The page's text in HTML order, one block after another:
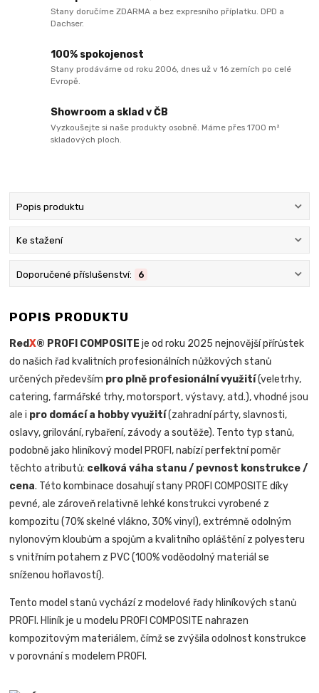
Stany doručíme ZDARMA a bez expresního příplatku. DPD a
Dachser.
100% spokojenost
Stany prodáváme od roku 2006, dnes už v 16 zemích po celé
Evropě.
Showroom a sklad v ČB
Vyzkoušejte si naše produkty osobně. Máme přes 1700 m²
skladových ploch.
Popis produktu
Ke stažení
Doporučené příslušenství: 6
POPIS PRODUKTU
RedX® PROFI COMPOSITEje od roku 2025 nejnovější přírůstek
do našich řad kvalitních profesionálních nůžkových stanů
určených především pro plně profesionální využití(veletrhy,
catering, farmářské trhy, motorsport, výstavy, atd.), vhodné jsou
ale i pro domácí a hobby využití(zahradní párty, slavnosti,
oslavy, grilování, rybaření, závody a soutěže). Tento typ stanů,
podobně jako hliníkový model PROFI, nabízí perfektní poměr
těchto atributů: celková váha stanu / pevnost konstrukce /
cena. Této kombinace dosahují stany PROFI COMPOSITE díky
pevné, ale zároveň relativně lehké konstrukci vyrobené z
kompozitu (70% skelné vlákno, 30% vinyl), extrémně odolným
nylonovým kloubům a spojům a kvalitního opláštění z polyesteru
s vnitřním potahem z PVC (100% voděodolný materiál se
sníženou hořlavostí).
Tento model stanů vychází z modelové řady hliníkových stanů
PROFI. Hliník je u modelu PROFI COMPOSITE nahrazen
kompozitovým materiálem, čímž se zvýšila odolnost konstrukce
v porovnání s modelem PROFI.